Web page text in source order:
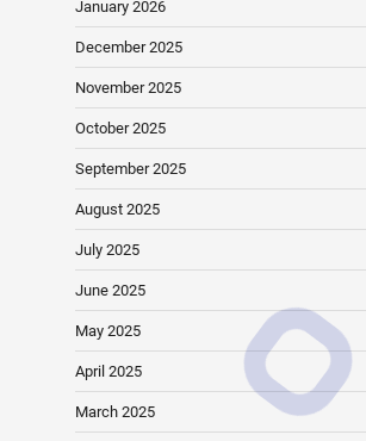
January 2026
December 2025
November 2025
October 2025
September 2025
August 2025
July 2025
June 2025
May 2025
April 2025
March 2025